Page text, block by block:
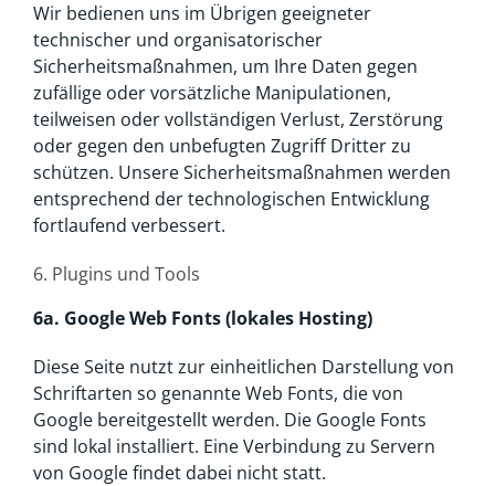
Wir bedienen uns im Übrigen geeigneter
technischer und organisatorischer
Sicherheitsmaßnahmen, um Ihre Daten gegen
zufällige oder vorsätzliche Manipulationen,
teilweisen oder vollständigen Verlust, Zerstörung
oder gegen den unbefugten Zugriff Dritter zu
schützen. Unsere Sicherheitsmaßnahmen werden
entsprechend der technologischen Entwicklung
fortlaufend verbessert.
6. Plugins und Tools
6a. Google Web Fonts (lokales Hosting)
Diese Seite nutzt zur einheitlichen Darstellung von
Schriftarten so genannte Web Fonts, die von
Google bereitgestellt werden. Die Google Fonts
sind lokal installiert. Eine Verbindung zu Servern
von Google findet dabei nicht statt.